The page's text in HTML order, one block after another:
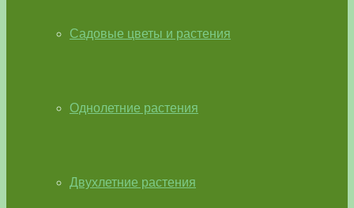
Садовые цветы и растения
Однолетние растения
Двухлетние растения